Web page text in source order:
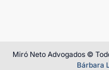
Miró Neto Advogados ©
Bárbara